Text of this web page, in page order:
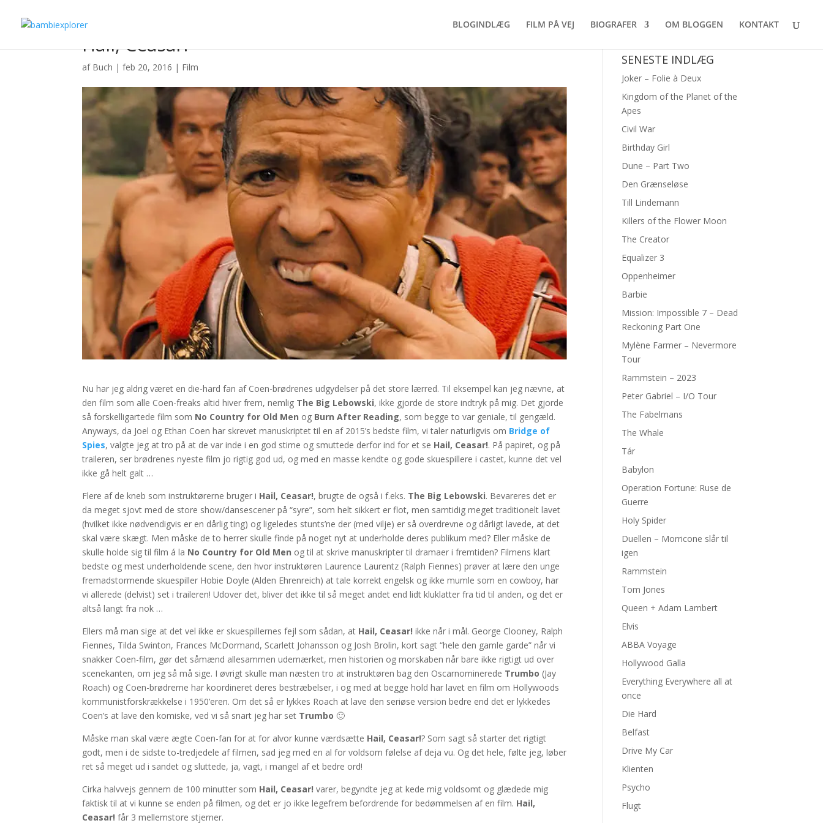
BLOGINDLÆG FILM PÅ VEJ BIOGRAFER OM BLOGGEN KONTAKT
Hail, Ceasar!
af Buch |feb 20, 2016 | Film
Nu har jeg aldrig været en die-hard fan af Coen-brødrenes udgydelser på det store lærred. Til eksempel kan jeg nævne, at
den film som alle Coen-freaks altid hiver frem, nemlig The Big Lebowski, ikke gjorde de store indtryk på mig. Det gjorde
så forskelligartede film som No Country for Old Men og Burn After Reading, som begge to var geniale, til gengæld.
Anyways, da Joel og Ethan Coen har skrevet manuskriptet til en af 2015’s bedste film, vi taler naturligvis om Bridge of
Spies, valgte jeg at tro på at de var inde i en god stime og smuttede derfor ind for et se Hail, Ceasar!. På papiret, og på
traileren, ser brødrenes nyeste film jo rigtig god ud, og med en masse kendte og gode skuespillere i castet, kunne det vel
ikke gå helt galt …
Flere af de kneb som instruktørerne bruger i Hail, Ceasar!, brugte de også i f.eks. The Big Lebowski. Bevareres det er
da meget sjovt med de store show/dansescener på “syre”, som helt sikkert er flot, men samtidig meget traditionelt lavet
(hvilket ikke nødvendigvis er en dårlig ting) og ligeledes stunts’ne der (med vilje) er så overdrevne og dårligt lavede, at det
skal være skægt. Men måske de to herrer skulle finde på noget nyt at underholde deres publikum med? Eller måske de
skulle holde sig til film á la No Country for Old Men og til at skrive manuskripter til dramaer i fremtiden? Filmens klart
bedste og mest underholdende scene, den hvor instruktøren Laurence Laurentz (Ralph Fiennes) prøver at lære den unge
fremadstormende skuespiller Hobie Doyle (Alden Ehrenreich) at tale korrekt engelsk og ikke mumle som en cowboy, har
vi allerede (delvist) set i traileren! Udover det, bliver det ikke til så meget andet end lidt kluklatter fra tid til anden, og det er
altså langt fra nok …
Ellers må man sige at det vel ikke er skuespillernes fejl som sådan, at Hail, Ceasar! ikke når i mål. George Clooney, Ralph
Fiennes, Tilda Swinton, Frances McDormand, Scarlett Johansson og Josh Brolin, kort sagt “hele den gamle garde” når vi
snakker Coen-film, gør det såmænd allesammen udemærket, men historien og morskaben når bare ikke rigtigt ud over
scenekanten, om jeg så må sige. I øvrigt skulle man næsten tro at instruktøren bag den Oscarnominerede Trumbo (Jay
Roach) og Coen-brødrerne har koordineret deres bestræbelser, i og med at begge hold har lavet en film om Hollywoods
kommunistforskrækkelse i 1950’eren. Om det så er lykkes Roach at lave den seriøse version bedre end det er lykkedes
Coen’s at lave den komiske, ved vi så snart jeg har set Trumbo 🙂
Måske man skal være ægte Coen-fan for at for alvor kunne værdsætte Hail, Ceasar!? Som sagt så starter det rigtigt
godt, men i de sidste to-tredjedele af filmen, sad jeg med en al for voldsom følelse af deja vu. Og det hele, følte jeg, løber
ret så meget ud i sandet og sluttede, ja, vagt, i mangel af et bedre ord!
Cirka halvvejs gennem de 100 minutter som Hail, Ceasar! varer, begyndte jeg at kede mig voldsomt og glædede mig
faktisk til at vi kunne se enden på filmen, og det er jo ikke legefrem befordrende for bedømmelsen af en film. Hail,
Ceasar! får 3 mellemstore stjerner.
SENESTE INDLÆG
Joker – Folie à Deux
Kingdom of the Planet of the
Apes
Civil War
Birthday Girl
Dune – Part Two
Den Grænseløse
Till Lindemann
Killers of the Flower Moon
The Creator
Equalizer 3
Oppenheimer
Barbie
Mission: Impossible 7 – Dead
Reckoning Part One
Mylène Farmer – Nevermore
Tour
Rammstein – 2023
Peter Gabriel – I/O Tour
The Fabelmans
The Whale
Tár
Babylon
Operation Fortune: Ruse de
Guerre
Holy Spider
Duellen – Morricone slår til
igen
Rammstein
Tom Jones
Queen + Adam Lambert
Elvis
ABBA Voyage
Hollywood Galla
Everything Everywhere all at
once
Die Hard
Belfast
Drive My Car
Klienten
Psycho
Flugt